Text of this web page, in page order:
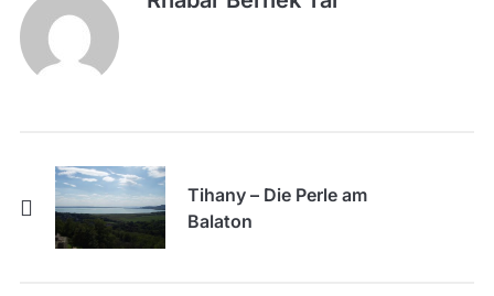
Tihany – Die Perle am
Balaton